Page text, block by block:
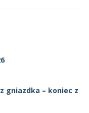
gniazdka – koniec z